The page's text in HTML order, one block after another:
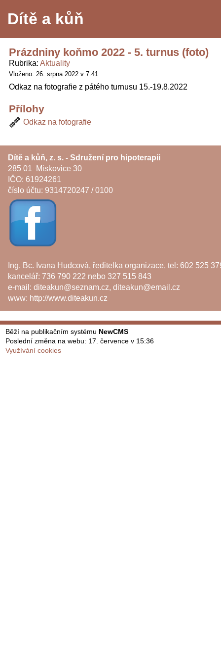
Dítě a kůň
Prázdniny koňmo 2022 - 5. turnus (foto)
Rubrika Aktuality
Vloženo: 26. srpna 2022 v 7:41
Odkaz na fotografie z pátého turnusu 15.-19.8.2022
Přílohy
Odkaz na fotografie
Dítě a kůň, z. s. - Sdružení pro hipoterapii
285 01 Miskovice 30
IČO: 61924261
číslo účtu: 9314720247 / 0100
Ing. Bc. Ivana Hudcová, ředitelka organizace, tel: 602 525
kancelář: 736 790 222 nebo 327 515 843
e-mail: diteakun@seznam.cz, diteakun@email.cz
www: http://www.diteakun.cz
Běží na publikačním systému NewCMS
Poslední změna na webu: 17. července v 15:36
Využívání cookies